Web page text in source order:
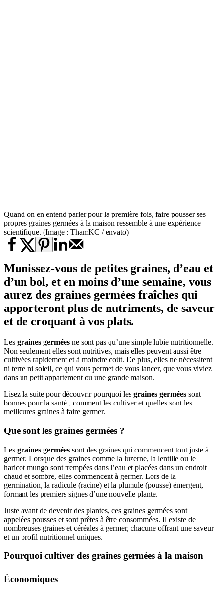
Quand on en entend parler pour la première fois, faire pousser ses
propres graines germées à la maison ressemble à une expérience
scientifique. (Image : ThamKC / envato)
Munissez-vous de petites graines, d’eau et
d’un bol, et en moins d’une semaine, vous
aurez des graines germées fraîches qui
apporteront plus de nutriments, de saveur
et de croquant à vos plats.
Les graines germées ne sont pas qu’une simple lubie nutritionnelle.
Non seulement elles sont nutritives, mais elles peuvent aussi être
cultivées rapidement et à moindre coût. De plus, elles ne nécessitent
ni terre ni soleil, ce qui vous permet de vous lancer, que vous viviez
dans un petit appartement ou une grande maison.
Lisez la suite pour découvrir pourquoi les graines germées sont
bonnes pour la santé , comment les cultiver et quelles sont les
meilleures graines à faire germer.
Que sont les graines germées ?
Les graines germées sont des graines qui commencent tout juste à
germer. Lorsque des graines comme la luzerne, la lentille ou le
haricot mungo sont trempées dans l’eau et placées dans un endroit
chaud et sombre, elles commencent à germer. Lors de la
germination, la radicule (racine) et la plumule (pousse) émergent,
formant les premiers signes d’une nouvelle plante.
Juste avant de devenir des plantes, ces graines germées sont
appelées pousses et sont prêtes à être consommées. Il existe de
nombreuses graines et céréales à germer, chacune offrant une saveur
et un profil nutritionnel uniques.
Pourquoi cultiver des graines germées à la maison
Économiques